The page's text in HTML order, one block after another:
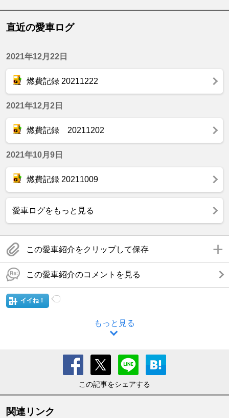
直近の愛車ログ
2021年12月22日
燃費記録 20211222
2021年12月2日
燃費記録 20211202
2021年10月9日
燃費記録 20211009
愛車ログをもっと見る
この愛車紹介をクリップして保存
この愛車紹介のコメントを見る
イイね！
もっと見る
この記事をシェアする
関連リンク